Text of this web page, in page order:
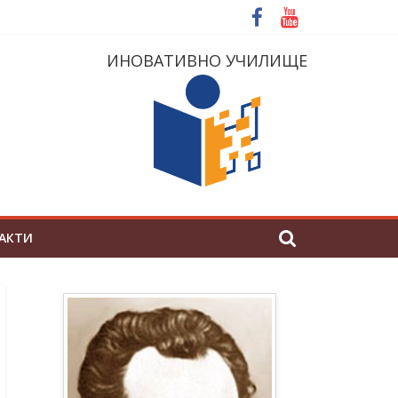
ИНОВАТИВНО УЧИЛИЩЕ